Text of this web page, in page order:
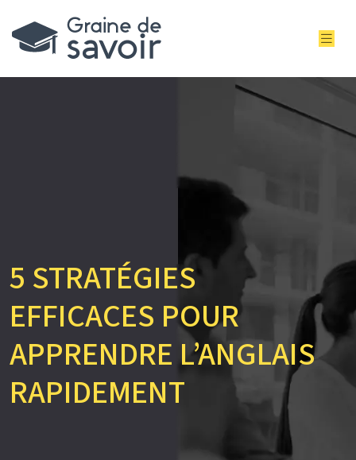
5 STRATÉGIES
EFFICACES POUR
APPRENDRE L’ANGLAIS
RAPIDEMENT